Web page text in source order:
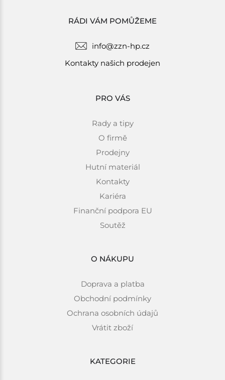
RÁDI VÁM POMŮŽEME
info@zzn-hp.cz
Kontakty našich prodejen
PRO VÁS
Rady a tipy
O firmě
Prodejny
Hutní materiál
Kontakty
Kariéra
Finanční podpora EU
Soutěž
O NÁKUPU
Doprava a platba
Obchodní podmínky
Ochrana osobních údajů
Vrátit zboží
KATEGORIE